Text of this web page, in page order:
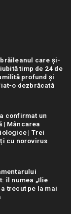
brăileanul care și-
iubită timp de 24 de
profund și
o dezbrăcată
confirmat un
| Mâncarea
| Trei
cu norovirus
îl numea „Ilie
trecut pe la mai